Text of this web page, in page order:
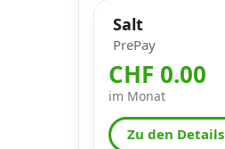
Salt
PrePay
CHF 0.00
im Monat
Zu den Details